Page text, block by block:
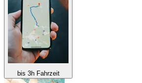
bis 3h Fahrzeit